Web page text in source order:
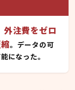
外注費をゼロ
。データの可
になった。